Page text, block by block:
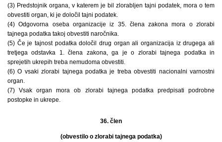
(3) Predstojnik organa, v katerem je bil zlorabljen tajni podatek, mora o tem
obvestiti organ, ki je določil tajni podatek.
(4) Odgovorna oseba organizacije iz 35. člena zakona mora o zlorabi
tajnega podatka takoj obvestiti naročnika.
(5) Če je tajnost podatka določil drug organ ali organizacija iz drugega ali
tretjega odstavka 1. člena zakona, ga je o zlorabi tajnega podatka in
sprejetih ukrepih treba nemudoma obvestiti.
(6) O vsaki zlorabi tajnega podatka je treba obvestiti nacionalni varnostni
organ.
(7) Vsak organ mora ob zlorabi tajnega podatka predpisati podrobne
postopke in ukrepe.
36. člen
(obvestilo o zlorabi tajnega podatka)